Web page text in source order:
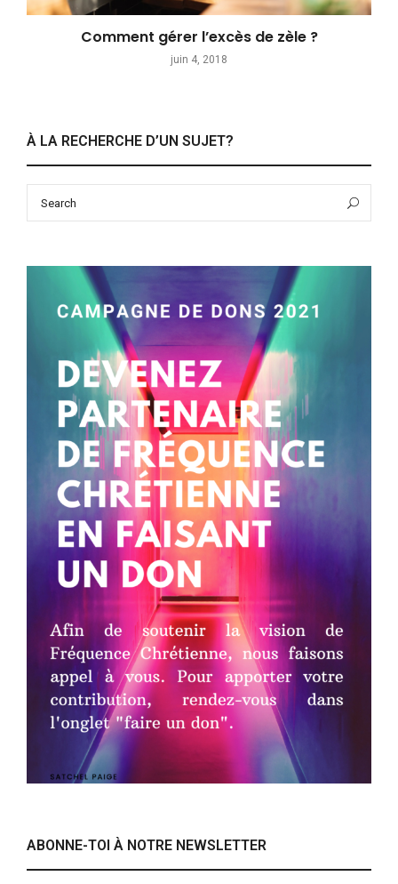
Comment gérer l’excès de zèle ?
juin 4, 2018
À LA RECHERCHE D’UN SUJET?
ABONNE-TOI À NOTRE NEWSLETTER